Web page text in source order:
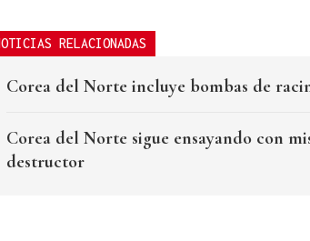
RELACIONADAS
Corea del Norte incluye bombas de
Corea del Norte sigue ensayando con
destructor